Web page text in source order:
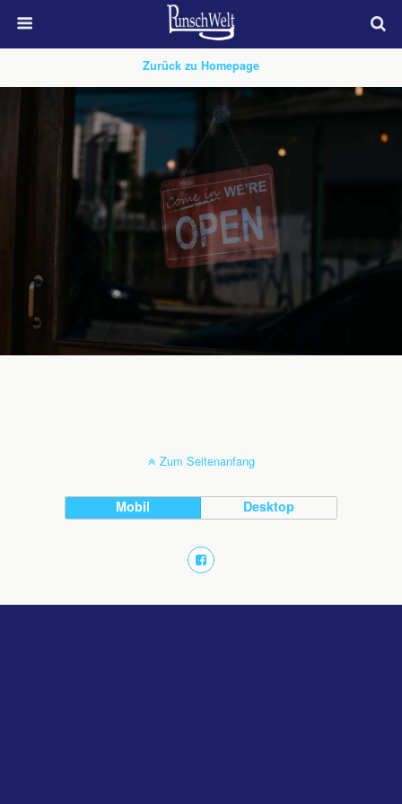
Zurück zu Homepage
Zum Seitenanfang
Mobil Desktop